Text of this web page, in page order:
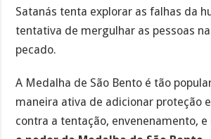
Satanás tenta explorar as falhas da
tentativa de mergulhar as pessoas
pecado.
A Medalha de São Bento é tão
maneira ativa de adicionar proteção
contra a tentação, envenenamento, e